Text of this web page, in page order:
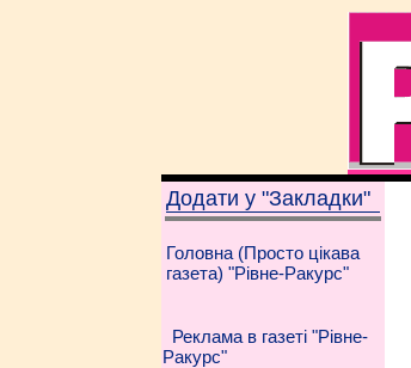
Додати у "Закладки"
Головна (Просто цікава
газета) "Рівне-Ракурс"
Реклама в газеті "Рівне-
Ракурс"